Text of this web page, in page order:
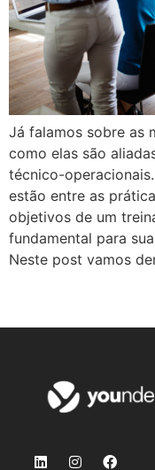
Já falamos sobre as
como elas são
técnico-
estão entre as
objetivos de um
fundamental para
Neste post vamos